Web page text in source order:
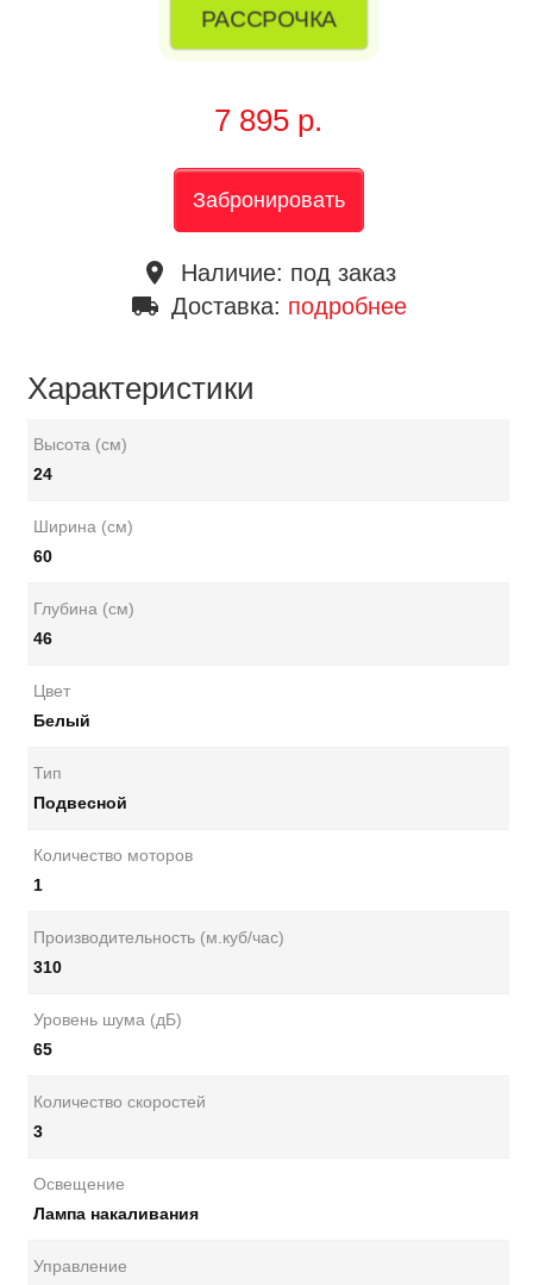
РАССРОЧКА
7 895 р.
Забронировать
place Наличие: под заказ
local_shipping Доставка: подробнее
Характеристики
Высота (см)
24
Ширина (см)
60
Глубина (см)
46
Цвет
Белый
Тип
Подвесной
Количество моторов
1
Производительность (м.куб/час)
310
Уровень шума (дБ)
65
Количество скоростей
3
Освещение
Лампа накаливания
Управление